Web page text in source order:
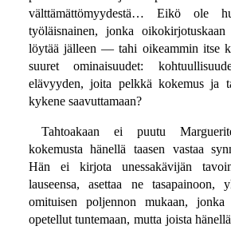
välttämättömyydestä… Eikö ole
työläisnainen, jonka
löytää jälleen — tahi oikeammin itse
suuret ominaisuudet:
elävyyden, joita pelkkä kokemus ja
kykene saavuttamaan?
Tahtoakaan ei puutu
kokemusta hänellä taasen vastaa
Hän ei kirjota unessakävijän
lauseensa, asettaa ne tasapainoon,
omituisen poljennon mukaan,
opetellut tuntemaan, mutta joista